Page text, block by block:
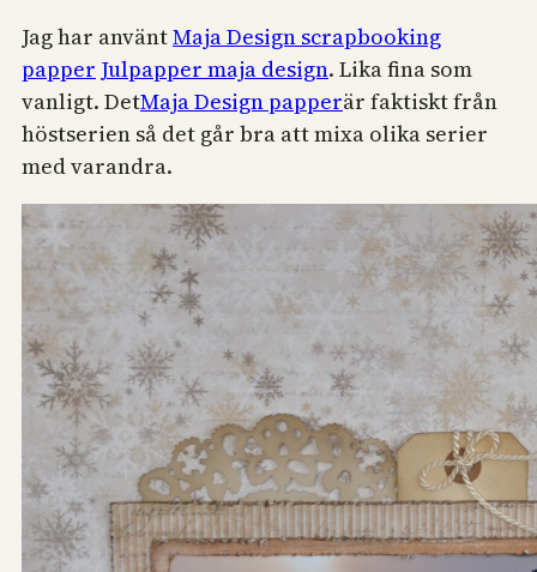
Jag har använtMaja Design scrapbooking
papper Julpapper maja design. Lika fina som
vanligt. DetMaja Design papperär faktiskt från
höstserien så det går bra att mixa olika serier
med varandra.